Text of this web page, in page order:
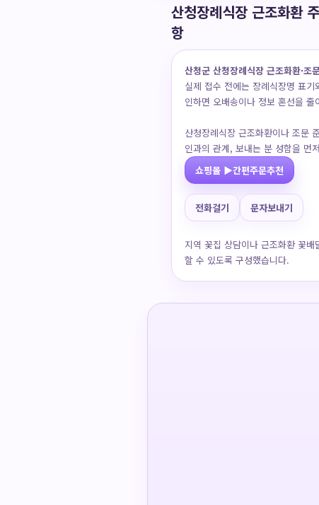
산청장례식장 근조화환
항
산청군 산청장례식장 근조화환·조
실제 접수 전에는 장례식장명 표
인하면 오배송이나 정보 혼선을
산청장례식장 근조화환이나 조문
인과의 관계, 보내는 분 성함을 먼
쇼핑몰 ▶간편주문추천
전화걸기 문자보내기
지역 꽃집 상담이나 근조화환 꽃
할 수 있도록 구성했습니다.